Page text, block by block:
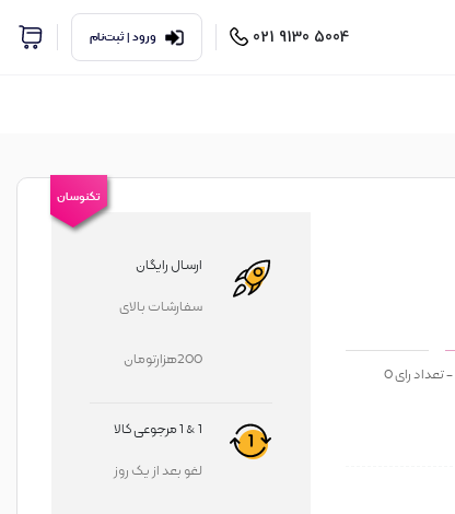
5004 9130 021 ورود | ثبت‌نام
تکنوسان
- تعداد رای0
ارسال رایگان
سفارشات بالای
200هزارتومان
1 & 1 مرجوعی کالا
لغو بعد از یک روز